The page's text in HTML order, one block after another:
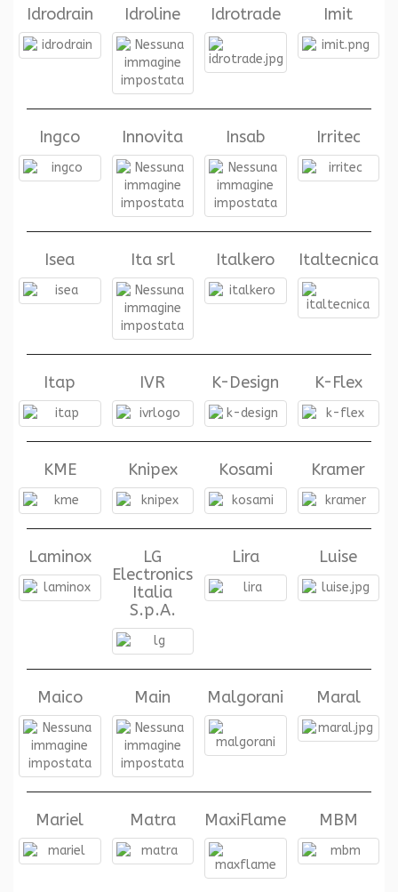
Idrodrain Idroline Idrotrade Imit
Ingco Innovita Insab Irritec
Isea Ita srl Italkero Italtecnica
Itap IVR K-Design K-Flex
KME Knipex Kosami Kramer
Laminox
LG
Electronics
Italia
S.p.A.
Lira Luise
Maico Main Malgorani Maral
Mariel Matra MaxiFlame MBM